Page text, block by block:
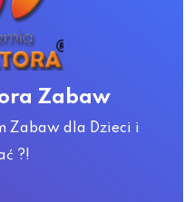
Zabaw
Zabaw dla Dzieci i
?!